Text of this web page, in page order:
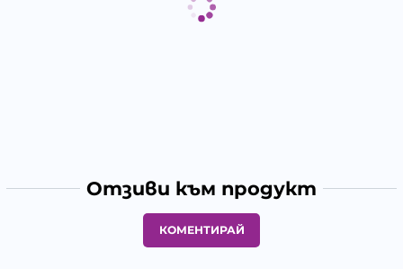
Отзиви към продукт
КОМЕНТИРАЙ